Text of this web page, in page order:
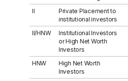
II
Private Placement to
institutional investors
II/HNW
Institutional Investors
or High Net Worth
Investors
HNW
High Net Worth
Investors